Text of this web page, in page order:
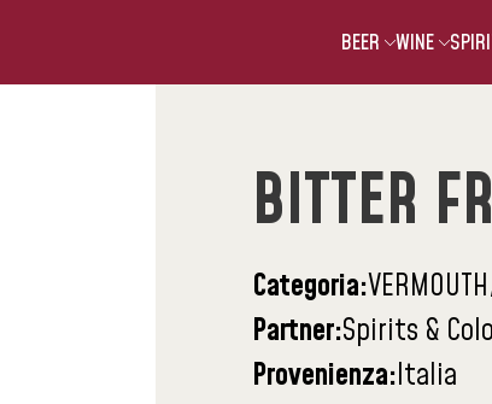
BEER WINE
BITTER
Categoria:
Partner:Spirits &
Provenienza:Italia